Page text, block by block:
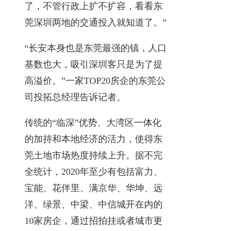
了，不管行政上扩不扩容，看看东
莞深圳两地的交通投入就知道了。”
“长安本身也是东莞最强的镇，人口
基数也大，吸引深圳客只是为了提
高溢价。”一家TOP20房企的东莞公
司投拓总经理告诉记者。
传统的“临深”优势、大湾区一体化
的加持和本地经济的活力，使得东
莞土地市场热度持续上升。据不完
全统计，2020年至少有包括富力、
宝能、花伴里、满京华、华坤、远
洋、绿景、中梁、中信城开在内的
10家房企，通过招拍挂或者城市更